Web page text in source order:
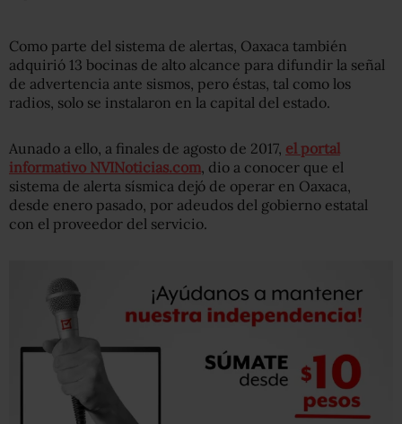
Como parte del sistema de alertas, Oaxaca también
adquirió 13 bocinas de alto alcance para difundir la señal
de advertencia ante sismos, pero éstas, tal como los
radios, solo se instalaron en la capital del estado.
Aunado a ello, a finales de agosto de 2017, el portal
informativo NVINoticias.com, dio a conocer que el
sistema de alerta sísmica dejó de operar en Oaxaca,
desde enero pasado, por adeudos del gobierno estatal
con el proveedor del servicio.